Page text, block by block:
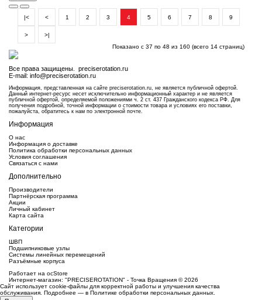
|< < 1 2 3 4 5 6 7 8 9
>
>|
Показано с 37 по 48 из 160 (всего 14 страниц)
Все права защищены. preciserotation.ru
E-mail: info@preciserotation.ru
Информация, представленная на сайте preciserotation.ru, не является публичной офертой.
Данный интернет-ресурс несет исключительно информационный характер и не является
публичной офертой, определяемой положениями ч. 2 ст. 437 Гражданского кодекса РФ. Для
получения подробной, точной информации о стоимости товара и условиях его поставки,
пожалуйста, обратитесь к нам по электронной почте.
Информация
О нас
Информация о доставке
Политика обработки персональных данных
Условия соглашения
Связаться с нами
Дополнительно
Производители
Партнёрская программа
Акции
Личный кабинет
Карта сайта
Категории
ШВП
Подшипниковые узлы
Системы линейных перемещений
Разъёмные корпуса
Работает на ocStore
Интернет-магазин: "PRECISEROTATION" - Точка Вращения © 2026
Сайт использует cookie-файлы для корректной работы и улучшения качества
обслуживания. Подробнее — в Политике обработки персональных данных